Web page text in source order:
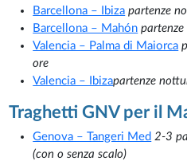
Barcellona – Ibiza partenze
Barcellona – Mahón
Valencia – Palma di Maiorca
ore
Valencia – Ibizapartenze
Traghetti GNV per il
Genova – Tangeri Med 2-3
(con o senza scalo)